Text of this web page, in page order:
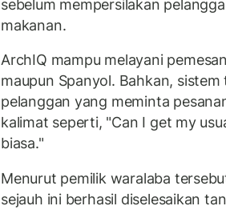
sebelum mempersilakan
makanan.
ArchIQ mampu melayani
maupun Spanyol. Bahkan,
pelanggan yang meminta
kalimat seperti, "Can I get my
biasa."
Menurut pemilik waralaba
sejauh ini berhasil diselesaikan